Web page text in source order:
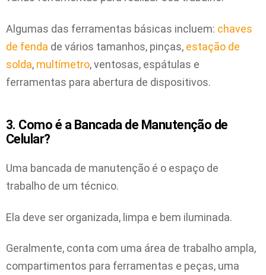
Algumas das ferramentas básicas incluem: chaves
de fenda de vários tamanhos, pinças, estação de
solda, multímetro, ventosas, espátulas e
ferramentas para abertura de dispositivos.
3. Como é a Bancada de Manutenção de
Celular?
Uma bancada de manutenção é o espaço de
trabalho de um técnico.
Ela deve ser organizada, limpa e bem iluminada.
Geralmente, conta com uma área de trabalho ampla,
compartimentos para ferramentas e peças, uma